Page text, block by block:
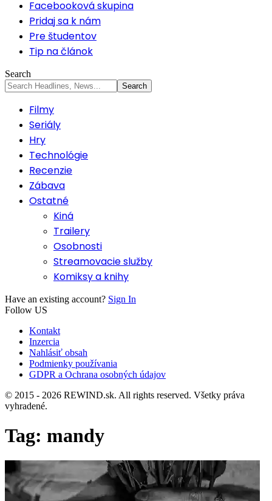
Facebooková skupina
Pridaj sa k nám
Pre študentov
Tip na článok
Search
Filmy
Seriály
Hry
Technológie
Recenzie
Zábava
Ostatné
Kiná
Trailery
Osobnosti
Streamovacie služby
Komiksy a knihy
Have an existing account? Sign In
Follow US
Kontakt
Inzercia
Nahlásiť obsah
Podmienky používania
GDPR a Ochrana osobných údajov
© 2015 - 2026 REWIND.sk. All rights reserved. Všetky práva
vyhradené.
Tag: mandy